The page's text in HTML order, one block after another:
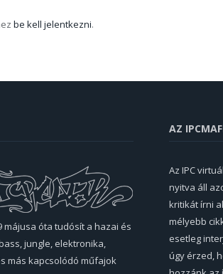
be kell jelentkezni.
májusa óta tudósít a hazai és
jungle, elektronika,
más kapcsolódó műfajok
AZ
Az IPC
nyitva áll
kritikát írni
mélyebb
esetleg
úgy érzed,